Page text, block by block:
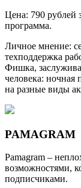
Цена: 790 рублей
программа.
Личное мнение:
техподдержка
Фишка,
человека: ночная
на разные виды
PAMAGRAM
Pamagram –
возможностями,
подписчиками.